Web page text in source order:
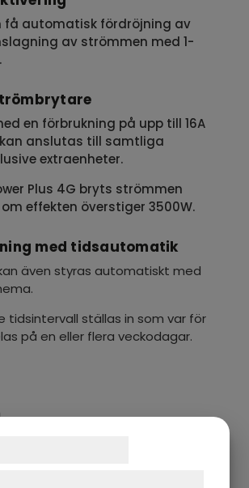
få automatisk fördröjning av
av strömmen med 1-
en förbrukning på upp till 16A
kan anslutas till samtliga
extraenheter.
Plus 4G bryts strömmen
effekten överstiger 3500W.
med tidsautomatik
även styras automatiskt med
tidsintervall ställas in som var för
på en eller flera veckodagar.